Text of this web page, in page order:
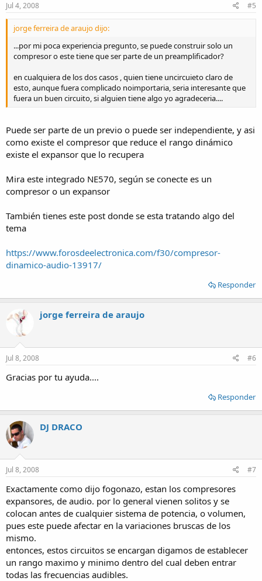
Jul 4, 2008 #5
jorge ferreira de araujo dijo:
...por mi poca experiencia pregunto, se puede construir solo un
compresor o este tiene que ser parte de un preamplificador?
en cualquiera de los dos casos , quien tiene uncircuieto claro de
esto, aunque fuera complicado noimportaria, seria interesante que
fuera un buen circuito, si alguien tiene algo yo agradeceria....
Puede ser parte de un previo o puede ser independiente, y asi
como existe el compresor que reduce el rango dinámico
existe el expansor que lo recupera
Mira este integrado NE570, según se conecte es un
compresor o un expansor
También tienes este post donde se esta tratando algo del
tema
https://www.forosdeelectronica.com/f30/compresor-
dinamico-audio-13917/
Responder
jorge ferreira de araujo
Jul 8, 2008 #6
Gracias por tu ayuda....
Responder
DJ DRACO
Jul 8, 2008 #7
Exactamente como dijo fogonazo, estan los compresores
expansores, de audio. por lo general vienen solitos y se
colocan antes de cualquier sistema de potencia, o volumen,
pues este puede afectar en la variaciones bruscas de los
mismo.
entonces, estos circuitos se encargan digamos de establecer
un rango maximo y minimo dentro del cual deben entrar
todas las frecuencias audibles.